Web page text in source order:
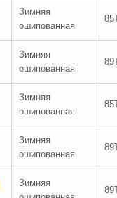
Зимняя
ошипованная
Зимняя
ошипованная
Зимняя
ошипованная
Зимняя
ошипованная
Зимняя